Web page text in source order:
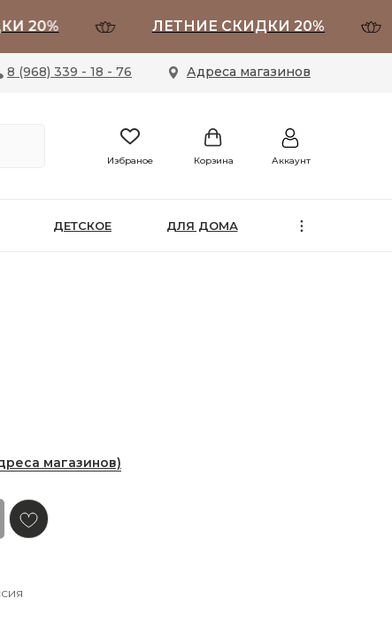
ЛЕТНИЕ СКИДКИ 20%
Адреса магазинов
8 (968) 339 - 18 - 76
ДЕТСКОЕ ДЛЯ ДОМА
Аккаунт
Корзина
Избраное
магазинов)